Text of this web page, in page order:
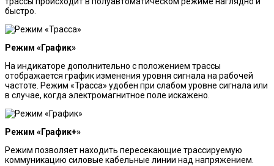
быстро.
Режим «График»
На индикаторе дополнительно с положением трассы
отображается график изменения уровня сигнала на рабочей
частоте. Режим «Трасса» удобен при слабом уровне сигнала или
в случае, когда электромагнитное поле искажено.
Режим «График+»
Режим позволяет находить пересекающие трассируемую
коммуникацию силовые кабельные линии над напряжением.